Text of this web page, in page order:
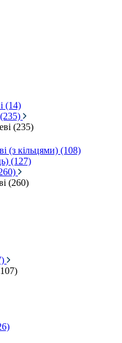
(14)
(235)
(з кільцями) (108)
(127)
(260)